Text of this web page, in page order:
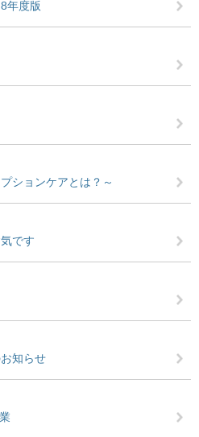
年度版
ションケアとは？～
です
知らせ